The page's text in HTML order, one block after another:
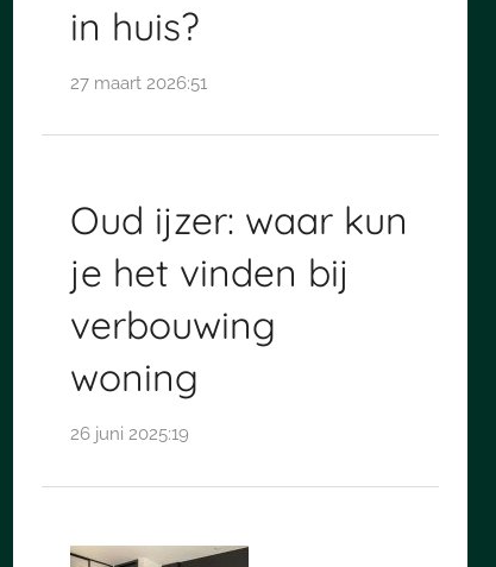
in huis?
27 maart 2026:51
Oud ijzer: waar kun
je het vinden bij
verbouwing
woning
26 juni 2025:19